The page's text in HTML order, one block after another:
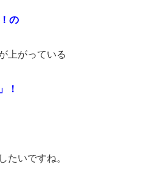
！の
上がっている
！
たいですね。